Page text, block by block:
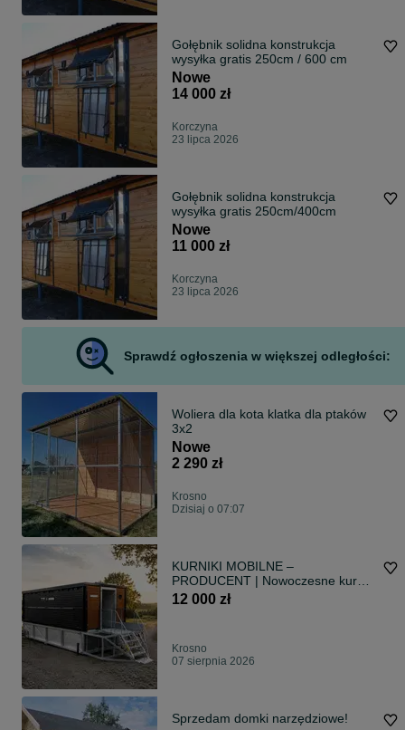
Gołębnik solidna konstrukcja
wysyłka gratis 250cm / 600 cm
Nowe
14 000 zł
Korczyna
23 lipca 2026
Gołębnik solidna konstrukcja
wysyłka gratis 250cm/400cm
Nowe
11 000 zł
Korczyna
23 lipca 2026
Sprawdź ogłoszenia w większej odległości:
Woliera dla kota klatka dla ptaków
3x2
Nowe
2 290 zł
Krosno
Dzisiaj o 07:07
KURNIKI MOBILNE –
PRODUCENT | Nowoczesne kurniki
na kołach
12 000 zł
Krosno
07 sierpnia 2026
Sprzedam domki narzędziowe!